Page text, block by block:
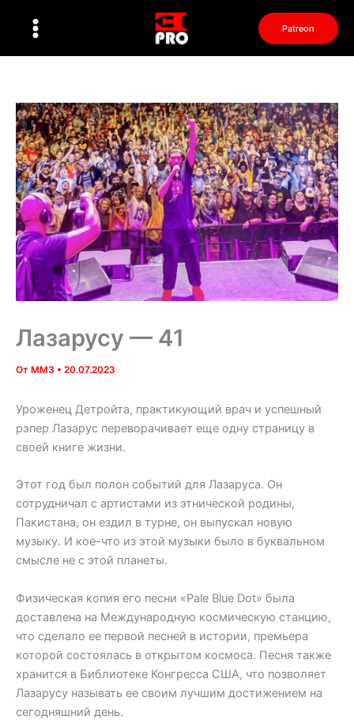
Patreon
Лазарусу — 41
От MM3 • 20.07.2023
Уроженец Детройта, практикующий врач и успешный
рэпер Лазарус переворачивает еще одну страницу в
своей книге жизни.
Этот год был полон событий для Лазаруса. Он
сотрудничал с артистами из этнической родины,
Пакистана, он ездил в турне, он выпускал новую
музыку. И кое-что из этой музыки было в буквальном
смысле не с этой планеты.
Физическая копия его песни «Pale Blue Dot» была
доставлена на Международную космическую станцию,
что сделало ее первой песней в истории, премьера
которой состоялась в открытом космоса. Песня также
хранится в Библиотеке Конгресса США, что позволяет
Лазарусу называть ее своим лучшим достижением на
сегодняшний день.